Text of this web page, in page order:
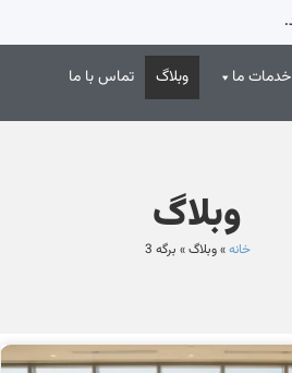
خدمات ما وبلاگ تماس با ما
وبلاگ
خانه»وبلاگ» برگه 3